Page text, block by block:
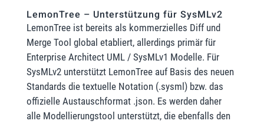
LemonTree – Unterstützung für SysMLv2
LemonTree ist bereits als kommerzielles Diff und
Merge Tool global etabliert, allerdings primär für
Enterprise Architect UML / SysMLv1 Modelle. Für
SysMLv2 unterstützt LemonTree auf Basis des neuen
Standards die textuelle Notation (.sysml) bzw. das
offizielle Austauschformat .json. Es werden daher
alle Modellierungstool unterstützt, die ebenfalls den